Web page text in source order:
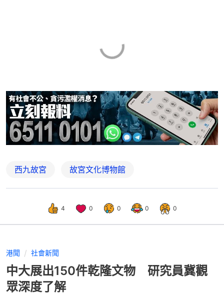
西九故宮 故宮文化博物館
4 0 0 0 0
港聞 社會新聞
中大展出150件乾隆文物 研究員冀觀
眾深度了解